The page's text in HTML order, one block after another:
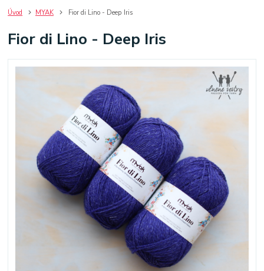
Úvod MYAK Fior di Lino - Deep Iris
Fior di Lino - Deep Iris